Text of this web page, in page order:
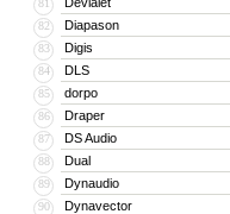
81
82 Diapason
83 Digis
84 DLS
85 dorpo
86 Draper
87 DS Audio
88 Dual
89 Dynaudio
90 Dynavector